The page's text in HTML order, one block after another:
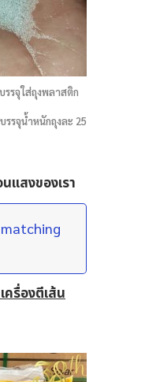
รจุใส่ถุงพลาสติก
รจุน้ำหนักถุงละ 25
แสงของเรา
ครื่องตีเส้น